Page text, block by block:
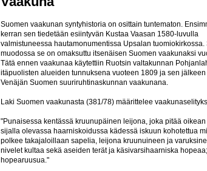
Suomen vaakunan syntyhistoria on osittain tuntematon.
kerran sen tiedetään esiintyvän Kustaa Vaasan 1580-luvulla
valmistuneessa hautamonumentissa Upsalan tuomiokirkossa.
muodossa se on omaksuttu itsenäisen Suomen vaakunaksi
Tätä ennen vaakunaa käytettiin Ruotsin valtakunnan
itäpuolisten alueiden tunnuksena vuoteen 1809 ja sen
Venäjän Suomen suuriruhtinaskunnan vaakunana.
Laki Suomen vaakunasta (381/78) määrittelee
"Punaisessa kentässä kruunupäinen leijona, joka pitää
sijalla olevassa haarniskoidussa kädessä iskuun kohotettua
polkee takajaloillaan sapelia, leijona kruunuineen ja
nivelet kultaa sekä aseiden terät ja käsivarsihaarniska
hopearuusua."